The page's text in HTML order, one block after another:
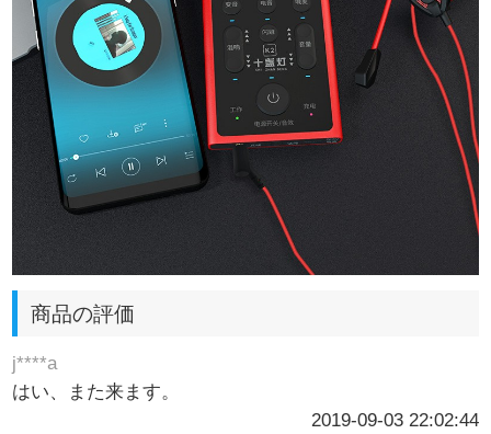
商品の評価
j****a
はい、また来ます。
2019-09-03 22:02:44